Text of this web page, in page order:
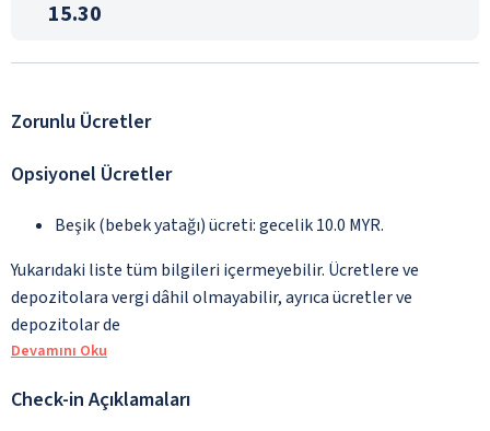
15.30
Zorunlu Ücretler
Opsiyonel Ücretler
Beşik (bebek yatağı) ücreti: gecelik 10.0 MYR.
Yukarıdaki liste tüm bilgileri içermeyebilir. Ücretlere ve
depozitolara vergi dâhil olmayabilir, ayrıca ücretler ve
depozitolar de
Devamını Oku
Check-in Açıklamaları